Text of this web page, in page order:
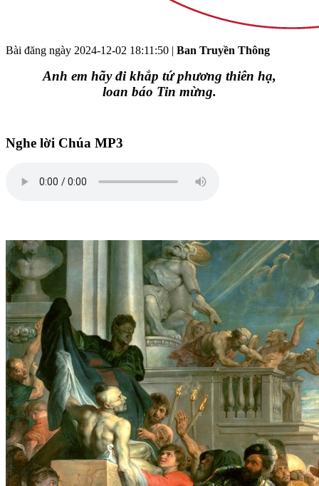
Bài đăng ngày 2024-12-02 18:11:50 | Ban Truyền Thông
Anh em hãy đi khắp tứ phương thiên hạ,
loan báo Tin mừng.
Nghe lời Chúa MP3